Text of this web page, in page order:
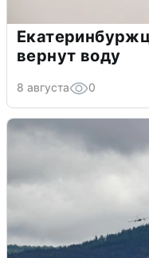
вернут воду
8 августа 0